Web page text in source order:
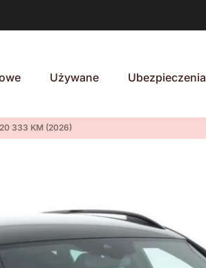
Używane Ubezpieczenia
333 KM (2026)